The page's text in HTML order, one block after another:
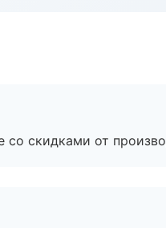
скидками от